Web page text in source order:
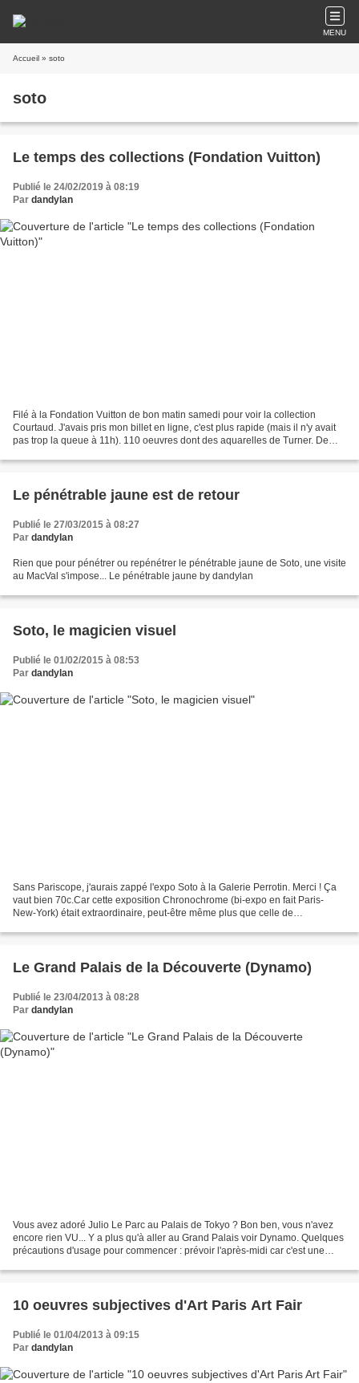
MENU
Accueil » soto
soto
Le temps des collections (Fondation Vuitton)
Publié le 24/02/2019 à 08:19
Par dandylan
Filé à la Fondation Vuitton de bon matin samedi pour voir la collection
Courtaud. J'avais pris mon billet en ligne, c'est plus rapide (mais il n'y avait
pas trop la queue à 11h). 110 oeuvres dont des aquarelles de Turner. De
Le pénétrable jaune est de retour
Publié le 27/03/2015 à 08:27
Par dandylan
Rien que pour pénétrer ou repénétrer le pénétrable jaune de Soto, une visite
au MacVal s'impose... Le pénétrable jaune by dandylan
Soto, le magicien visuel
Publié le 01/02/2015 à 08:53
Par dandylan
Sans Pariscope, j'aurais zappé l'expo Soto à la Galerie Perrotin. Merci ! Ça
vaut bien 70c.Car cette exposition Chronochrome (bi-expo en fait Paris-
New-York) était extraordinaire, peut-être même plus que celle de
Le Grand Palais de la Découverte (Dynamo)
Publié le 23/04/2013 à 08:28
Par dandylan
Vous avez adoré Julio Le Parc au Palais de Tokyo ? Bon ben, vous n'avez
encore rien VU... Y a plus qu'à aller au Grand Palais voir Dynamo. Quelques
précautions d'usage pour commencer : prévoir l'après-midi car c'est une
10 oeuvres subjectives d'Art Paris Art Fair
Publié le 01/04/2013 à 09:15
Par dandylan